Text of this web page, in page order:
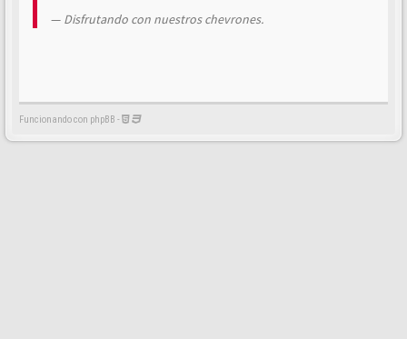
Disfrutando con nuestros chevrones.
Funcionando con phpBB -